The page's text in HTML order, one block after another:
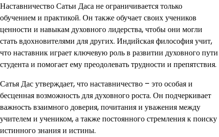
Наставничество Сатьи Даса не ограничивается только
обучением и практикой. Он также обучает своих учеников
ценности и навыкам духовного лидерства, чтобы они могли
стать вдохновителями для других. Индийская философия учит,
что наставник играет ключевую роль в развитии духовного пути
студента и помогает ему преодолевать трудности и препятствия.
Сатья Дас утверждает, что наставничество – это особая и
бесценная возможность для духовного роста. Он подчеркивает
важность взаимного доверия, почитания и уважения между
учителем и учеником, а также постоянного стремления к поиску
истинного знания и истины.